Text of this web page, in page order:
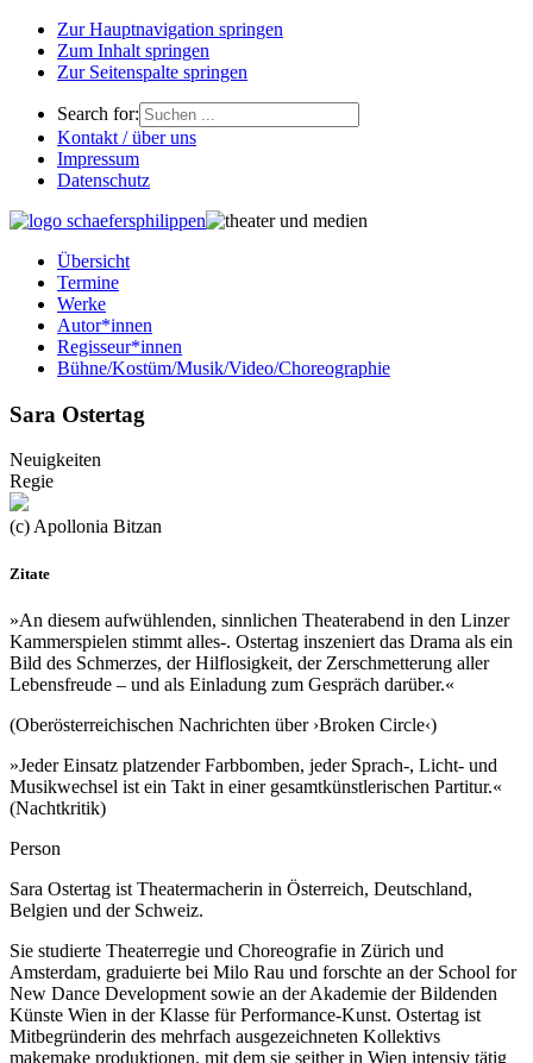
Zur Hauptnavigation springen
Zum Inhalt springen
Zur Seitenspalte springen
Search for:
Kontakt / über uns
Impressum
Datenschutz
Übersicht
Termine
Werke
Autor*innen
Regisseur*innen
Bühne/Kostüm/Musik/Video/Choreographie
Sara Ostertag
Neuigkeiten
Regie
(c) Apollonia Bitzan
Zitate
»An diesem aufwühlenden, sinnlichen Theaterabend in den Linzer
Kammerspielen stimmt alles-. Ostertag inszeniert das Drama als ein
Bild des Schmerzes, der Hilflosigkeit, der Zerschmetterung aller
Lebensfreude – und als Einladung zum Gespräch darüber.«
(Oberösterreichischen Nachrichten über ›Broken Circle‹)
»Jeder Einsatz platzender Farbbomben, jeder Sprach-, Licht- und
Musikwechsel ist ein Takt in einer gesamtkünstlerischen Partitur.«
(Nachtkritik)
Person
Sara Ostertag ist Theatermacherin in Österreich, Deutschland,
Belgien und der Schweiz.
Sie studierte Theaterregie und Choreografie in Zürich und
Amsterdam, graduierte bei Milo Rau und forschte an der School for
New Dance Development sowie an der Akademie der Bildenden
Künste Wien in der Klasse für Performance-Kunst. Ostertag ist
Mitbegründerin des mehrfach ausgezeichneten Kollektivs
makemake produktionen, mit dem sie seither in Wien intensiv tätig